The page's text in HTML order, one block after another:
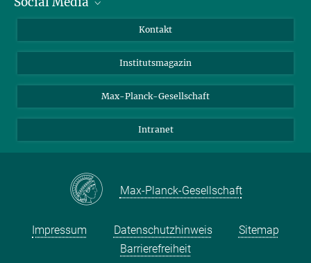
Alumni
Fördernde
Schulen
Studierende
Bluesky
Facebook
YouTube
Kontakt
Institutsmagazin
Max-Planck-Gesellschaft
Intranet
Max-Planck-Gesellschaft
Impressum Datenschutzhinweis
Sitemap
Barrierefreiheit